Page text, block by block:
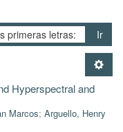
Ir
Hyperspectral and
Marcos; Arguello, Henry